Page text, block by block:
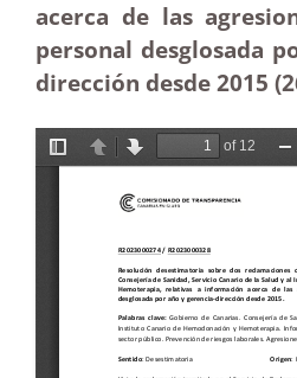
acerca de las
personal desglosada
dirección desde 2015